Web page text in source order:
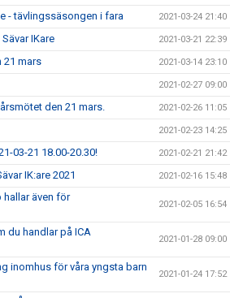
- tävlingssäsongen i fara 2021-03-24 21:40
IKare 2021-03-21 22:39
21 mars 2021-03-14 23:10
2021-02-27 09:00
den 21 mars. 2021-02-26 11:05
2021-02-23 14:25
03-21 18.00-20.30! 2021-02-21 21:42
IK:are 2021 2021-02-16 15:48
även för
2021-02-05 16:54
du handlar på ICA
2021-01-28 09:00
inomhus för våra yngsta barn
2021-01-24 17:52